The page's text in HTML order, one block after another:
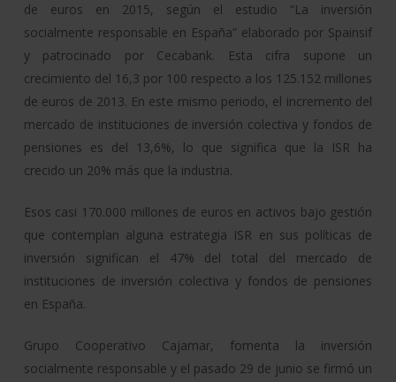
de euros en 2015, según el estudio “La inversión
socialmente responsable en España” elaborado por Spainsif
y patrocinado por Cecabank. Esta cifra supone un
crecimiento del 16,3 por 100 respecto a los 125.152 millones
de euros de 2013. En este mismo periodo, el incremento del
mercado de instituciones de inversión colectiva y fondos de
pensiones es del 13,6%, lo que significa que la ISR ha
crecido un 20% más que la industria.
Esos casi 170.000 millones de euros en activos bajo gestión
que contemplan alguna estrategia ISR en sus políticas de
inversión significan el 47% del total del mercado de
instituciones de inversión colectiva y fondos de pensiones
en España.
Grupo Cooperativo Cajamar, fomenta la inversión
socialmente responsable y el pasado 29 de junio se firmó un